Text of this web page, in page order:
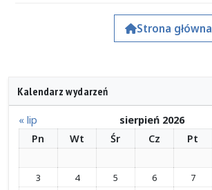
Strona główna
Kalendarz wydarzeń
« lip sierpień 2026
Pn
Wt Śr Cz Pt
3
4 5 6 7